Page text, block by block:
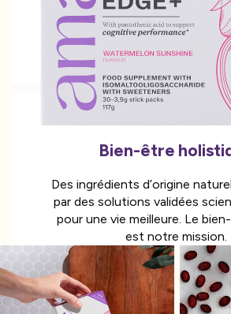
Bien-être
Des ingrédients d’origine
par des solutions validées
pour une vie meilleure. Le
est notre mission.